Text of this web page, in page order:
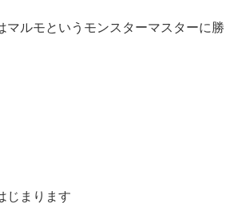
マルモというモンスターマスターに勝
じまります